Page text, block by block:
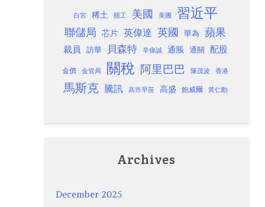
白宮 稀土 罷工 美國 美團 習近平
聯儲局 芯片 英偉達 英國 華為 蘋果
裁員 訪華 貝森特 辛偉誠 通脹 通關 配股
金價 金管局 關稅 阿里巴巴 陳茂波 香港
馬斯克 騰訊 高市早苗 高盛 鮑威爾 黃仁勳
Archives
December 2025